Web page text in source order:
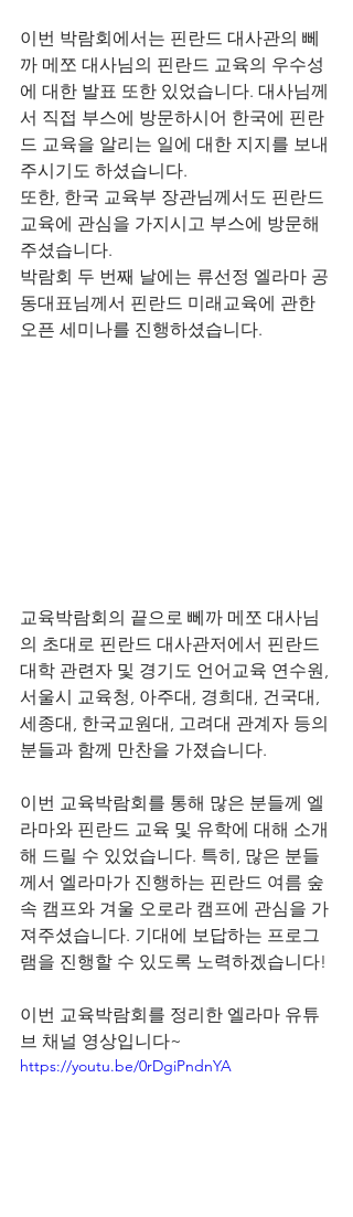
이번 박람회에서는 핀란드 대사관의 뻬
까 메쪼 대사님의 핀란드 교육의 우수성
에 대한 발표 또한 있었습니다. 대사님께
서 직접 부스에 방문하시어 한국에 핀란
드 교육을 알리는 일에 대한 지지를 보내
주시기도 하셨습니다.
또한, 한국 교육부 장관님께서도 핀란드
교육에 관심을 가지시고 부스에 방문해
주셨습니다.
박람회 두 번째 날에는 류선정 엘라마 공
동대표님께서 핀란드 미래교육에 관한
오픈 세미나를 진행하셨습니다.
교육박람회의 끝으로 뻬까 메쪼 대사님
의 초대로 핀란드 대사관저에서 핀란드
대학 관련자 및 경기도 언어교육 연수원,
서울시 교육청, 아주대, 경희대, 건국대,
세종대, 한국교원대, 고려대 관계자 등의
분들과 함께 만찬을 가졌습니다.
이번 교육박람회를 통해 많은 분들께 엘
라마와 핀란드 교육 및 유학에 대해 소개
해 드릴 수 있었습니다. 특히, 많은 분들
께서 엘라마가 진행하는 핀란드 여름 숲
속 캠프와 겨울 오로라 캠프에 관심을 가
져주셨습니다. 기대에 보답하는 프로그
램을 진행할 수 있도록 노력하겠습니다!
이번 교육박람회를 정리한 엘라마 유튜
브 채널 영상입니다~
https://youtu.be/0rDgiPndnYA